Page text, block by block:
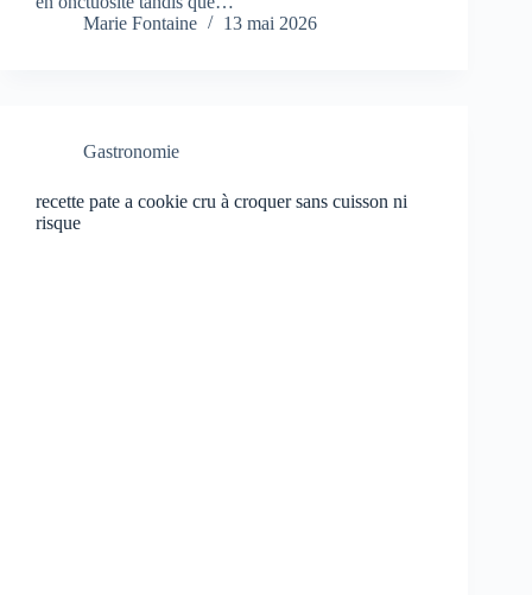
Marie Fontaine
13 mai 2026
Gastronomie
recette pate a cookie cru à croquer sans cuisson ni
risque